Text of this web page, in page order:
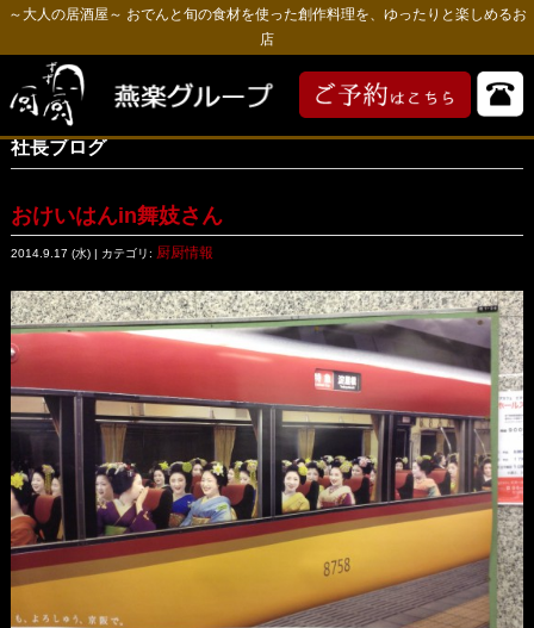
～大人の居酒屋～ おでんと旬の食材を使った創作料理を、ゆったりと楽しめるお
店
社長ブログ
おけいはんin舞妓さん
2014.9.17 (水) | カテゴリ: 厨厨情報